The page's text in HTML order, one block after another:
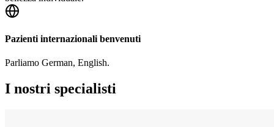
Pazienti internazionali benvenuti
Parliamo German, English.
I nostri specialisti